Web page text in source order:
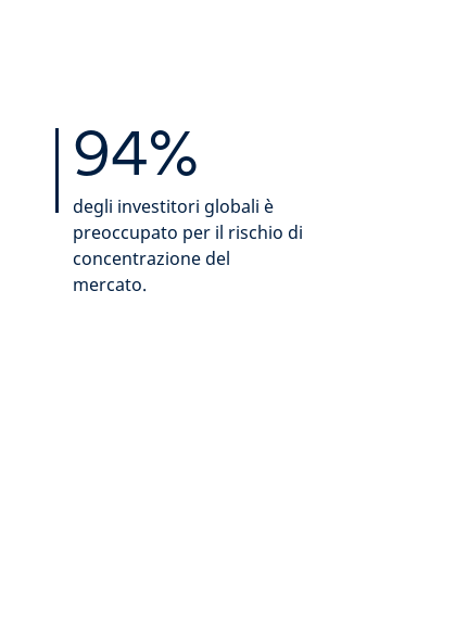
94%
degli investitori globali è
preoccupato per il rischio di
concentrazione del
mercato.